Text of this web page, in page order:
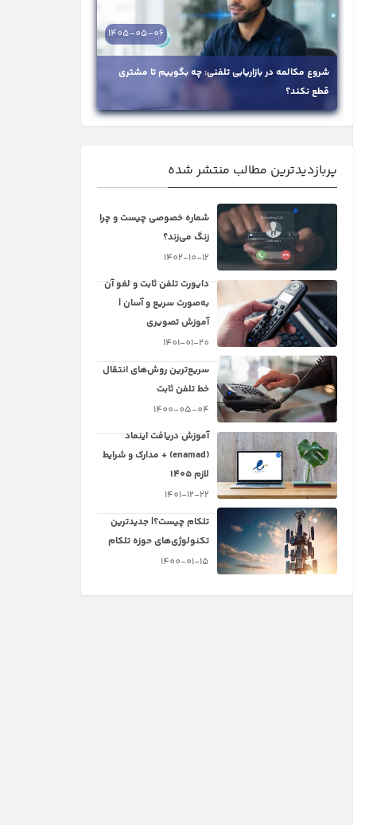
شروع مکالمه در بازاریابی تلفنی: چه بگوییم تا مشتری
قطع نکند؟
1405-05-06
پربازدیدترین مطالب منتشر شده
شماره خصوصی چیست و چرا
زنگ می‌زند؟
1402-10-12
دایورت تلفن ثابت و لغو آن
به‌صورت سریع و آسان |
آموزش تصویری
1401-01-20
سریع‌ترین روش‌های انتقال
خط تلفن ثابت
1400-05-04
آموزش دریافت اینماد
(enamad) + مدارک و شرایط
لازم 1405
1401-12-22
تلکام چیست؟| جدیدترین
تکنولوژی‌های حوزه تلکام
1400-01-15